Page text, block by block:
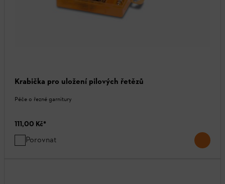
Krabička pro uložení pilových řetězů
Péče o řezné garnitury
111,00 Kč*
Porovnat